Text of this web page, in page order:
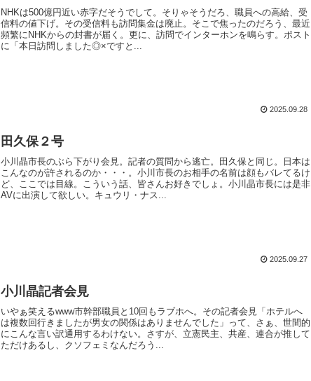
NHKは500億円近い赤字だそうでして。そりゃそうだろ、職員への高給、受
信料の値下げ。その受信料も訪問集金は廃止。そこで焦ったのだろう、最近
頻繁にNHKからの封書が届く。更に、訪問でインターホンを鳴らす。ポスト
に「本日訪問しました◎×ですと...
2025.09.28
田久保２号
小川晶市長のぶら下がり会見。記者の質問から逃亡。田久保と同じ。日本は
こんなのが許されるのか・・・。小川市長のお相手の名前は顔もバレてるけ
ど、ここでは目線。こういう話、皆さんお好きでしょ。小川晶市長には是非
AVに出演して欲しい。キュウリ・ナス...
2025.09.27
小川晶記者会見
いやぁ笑えるwww市幹部職員と10回もラブホへ。その記者会見「ホテルへ
は複数回行きましたが男女の関係はありませんでした」って、さぁ、世間的
にこんな言い訳通用するわけない。さすが、立憲民主、共産、連合が推して
ただけあるし、クソフェミなんだろう...